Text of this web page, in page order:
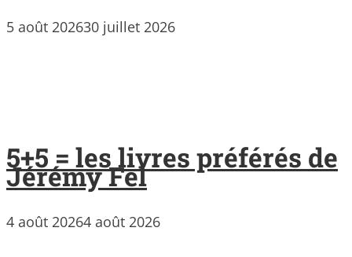
5 août 202630 juillet 2026
5+5 = les livres préférés de
Jérémy Fel
4 août 20264 août 2026